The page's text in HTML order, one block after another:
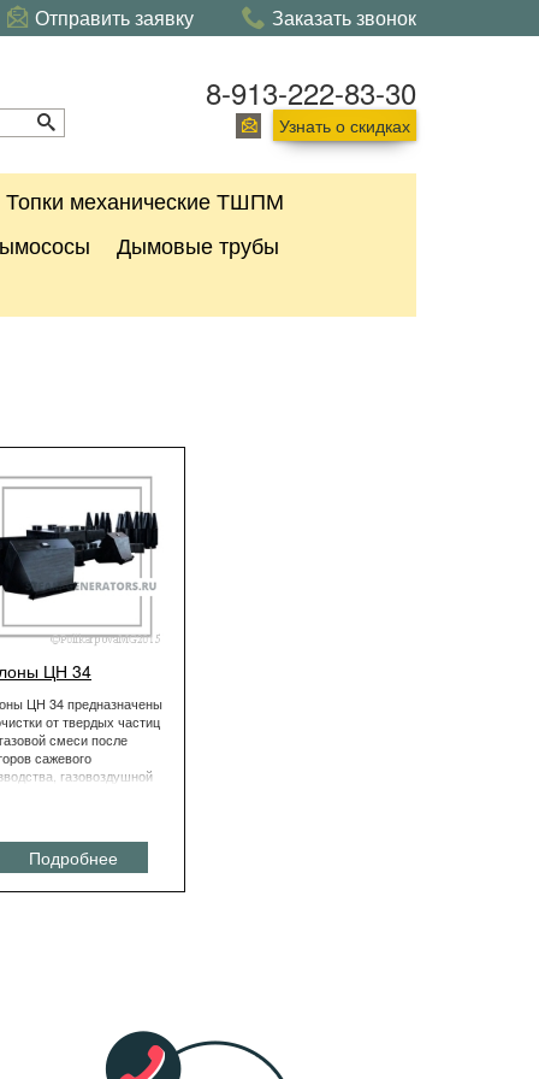
Заказать звонок
Отправить заявку
8-913-222-83-30
Узнать о скидках
Топки механические ТШПМ
Дымовые трубы
ЦН 34
ЦН 34 предназначены
от твердых частиц
смеси после
сажевого
газовоздушной
Подробнее